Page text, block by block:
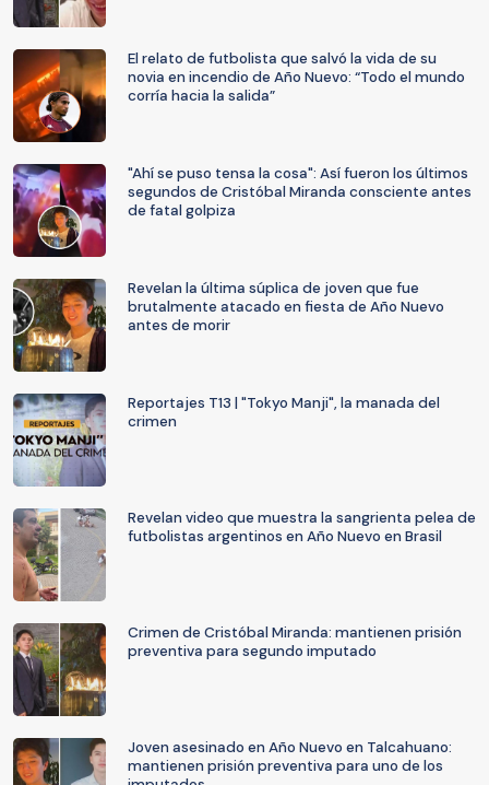
El relato de futbolista que salvó la vida de su
novia en incendio de Año Nuevo: “Todo el mundo
corría hacia la salida”
"Ahí se puso tensa la cosa": Así fueron los últimos
segundos de Cristóbal Miranda consciente antes
de fatal golpiza
Revelan la última súplica de joven que fue
brutalmente atacado en fiesta de Año Nuevo
antes de morir
Reportajes T13 | "Tokyo Manji", la manada del
crimen
Revelan video que muestra la sangrienta pelea de
futbolistas argentinos en Año Nuevo en Brasil
Crimen de Cristóbal Miranda: mantienen prisión
preventiva para segundo imputado
Joven asesinado en Año Nuevo en Talcahuano:
mantienen prisión preventiva para uno de los